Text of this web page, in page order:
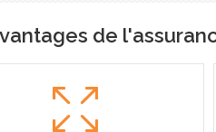
de